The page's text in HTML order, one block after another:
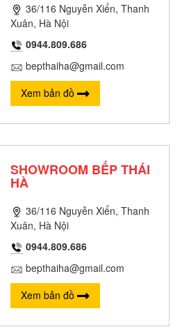
36/116 Nguyễn Xiển, Thanh
Xuân, Hà Nội
0944.809.686
bepthaiha@gmail.com
Xem bản đồ
SHOWROOM BẾP THÁI
HÀ
36/116 Nguyễn Xiển, Thanh
Xuân, Hà Nội
0944.809.686
bepthaiha@gmail.com
Xem bản đồ